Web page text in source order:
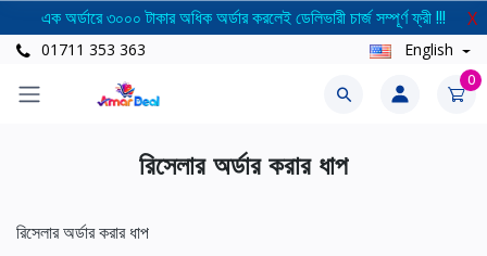
এক অর্ডারে ৩০০০ টাকার অধিক অর্ডার করলেই ডেলিভারী চার্জ সম্পূর্ণ ফ্রী !!! X
01711 353 363 English
0
রিসেলার অর্ডার করার ধাপ
রিসেলার অর্ডার করার ধাপ